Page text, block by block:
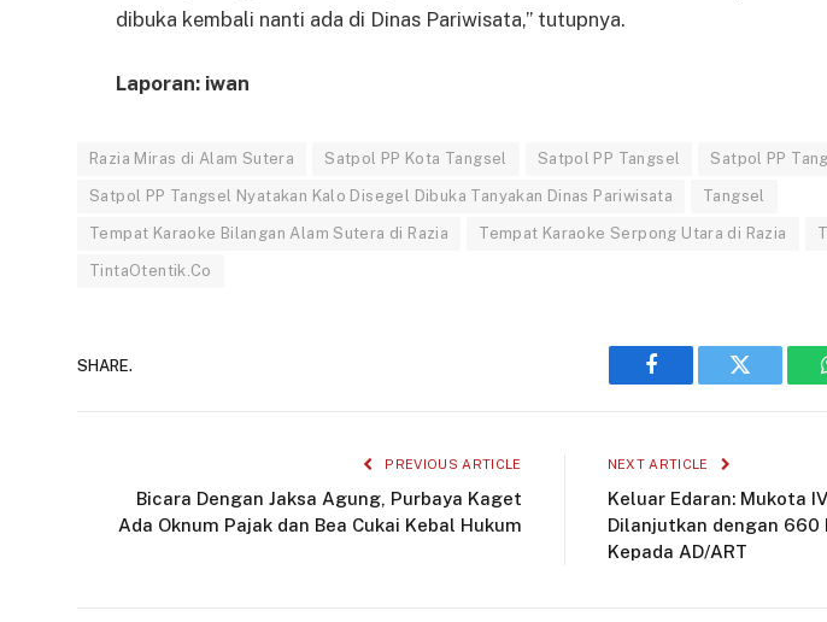
dibuka kembali nanti ada di Dinas Pariwisata,” tutupnya.
Laporan: iwan
Razia Miras di Alam Sutera Satpol PP Kota Tangsel Satpol PP Tangsel Satpol PP
Satpol PP Tangsel Nyatakan Kalo Disegel Dibuka Tanyakan Dinas Pariwisata Tangsel
Tempat Karaoke Bilangan Alam Sutera di Razia Tempat Karaoke Serpong Utara di Razia
TintaOtentik.Co
SHARE.
Facebook Twitter
PREVIOUS ARTICLE
Bicara Dengan Jaksa Agung, Purbaya Kaget
Ada Oknum Pajak dan Bea Cukai Kebal Hukum
NEXT ARTICLE
Keluar Edaran: Mukota
Dilanjutkan dengan 660
Kepada AD/ART